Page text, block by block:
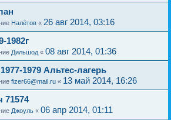
Налётов « 26 авг 2014, 03:16
1982г
Дильшод « 08 авг 2014, 01:36
1979 Альтес-лагерь
fizer66@mail.ru « 13 май 2014, 16:26
71574
Джоуль « 06 апр 2014, 01:11